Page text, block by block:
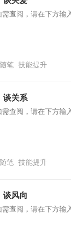
查阅，请在下方输
笔 技能提升
谈关系
查阅，请在下方输
笔 技能提升
谈风向
查阅，请在下方输